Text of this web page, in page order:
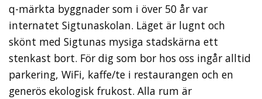
q-märkta byggnader som i över 50 år var
internatet Sigtunaskolan. Läget är lugnt och
skönt med Sigtunas mysiga stadskärna ett
stenkast bort. För dig som bor hos oss ingår alltid
parkering, WiFi, kaffe/te i restaurangen och en
generös ekologisk frukost. Alla rum är